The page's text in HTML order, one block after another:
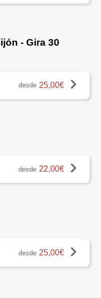
- Gira 30
desde 25,00€
desde 22,00€
desde 25,00€